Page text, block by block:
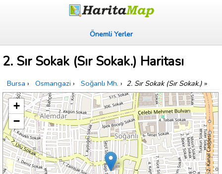
Önemli Yerler
2. Sır Sokak (Sır Sokak.) Haritası
Bursa › Osmangazi › Soğanlı Mh. › 2. Sır Sokak (Sır Sokak.) »
+
−